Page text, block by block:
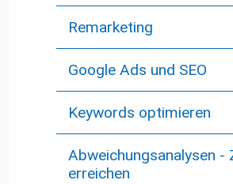
Remarketing
Google Ads und SEO
Keywords optimieren
Abweichungsanalysen -
erreichen